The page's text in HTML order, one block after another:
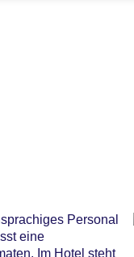
Personal
eine
Im Hotel steht